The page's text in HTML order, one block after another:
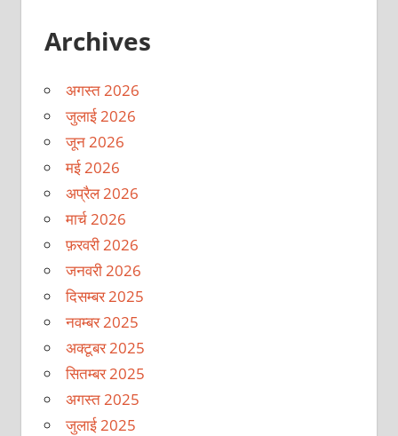
Archives
अगस्त 2026
जुलाई 2026
जून 2026
मई 2026
अप्रैल 2026
मार्च 2026
फ़रवरी 2026
जनवरी 2026
दिसम्बर 2025
नवम्बर 2025
अक्टूबर 2025
सितम्बर 2025
अगस्त 2025
जुलाई 2025